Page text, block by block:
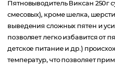
Пятновыводитель Виксан 250г
смесовых), кроме шелка,
выведения сложных пятен и
позволяет легко избавится от
детское питание и др.)
температур, что позволяет